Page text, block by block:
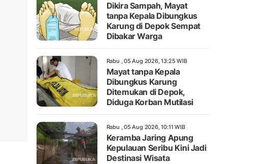
Dikira Sampah, Mayat
tanpa Kepala Dibungkus
Karung di Depok Sempat
Dibakar Warga
Rabu , 05 Aug 2026, 13:25 WIB
Mayat tanpa Kepala
Dibungkus Karung
Ditemukan di Depok,
Diduga Korban Mutilasi
Rabu , 05 Aug 2026, 10:11 WIB
Keramba Jaring Apung
Kepulauan Seribu Kini Jadi
Destinasi Wisata